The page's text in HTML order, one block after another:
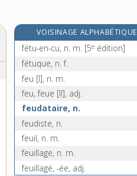
VOISINAGE ALPHABÉTIQUE
fétu, n. m.
fétu-en-cu, n. m. [5e édition]
fétuque, n. f.
feu [I], n. m.
feu, feue [II], adj.
feudataire, n.
feudiste, n.
feuil, n. m.
feuillage, n. m.
feuillagé, -ée, adj.